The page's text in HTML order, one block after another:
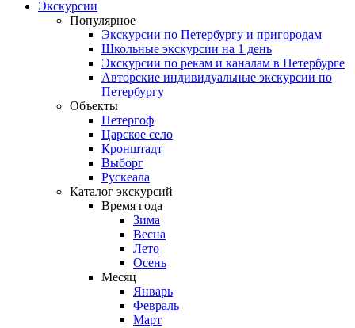
Экскурсии
Популярное
Экскурсии по Петербургу и пригородам
Школьные экскурсии на 1 день
Экскурсии по рекам и каналам в Петербурге
Авторские индивидуальные экскурсии по
Петербургу
Объекты
Петергоф
Царское село
Кронштадт
Выборг
Рускеала
Каталог экскурсий
Время года
Зима
Весна
Лето
Осень
Месяц
Январь
Февраль
Март